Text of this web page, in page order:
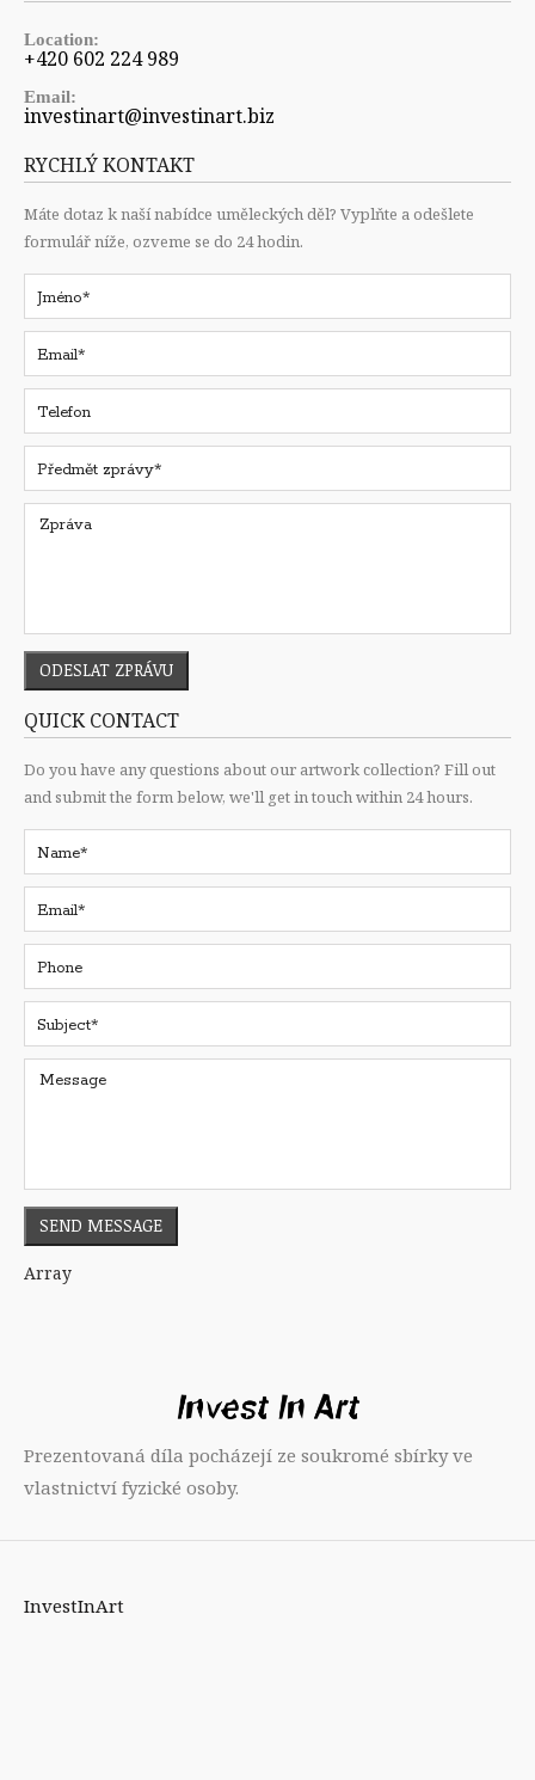
Location:
+420 602 224 989
Email:
investinart@investinart.biz
RYCHLÝ KONTAKT
Máte dotaz k naší nabídce uměleckých děl? Vyplňte a odešlete
formulář níže, ozveme se do 24 hodin.
QUICK CONTACT
Do you have any questions about our artwork collection? Fill out
and submit the form below, we'll get in touch within 24 hours.
Array
Prezentovaná díla pocházejí ze soukromé sbírky ve
vlastnictví fyzické osoby.
InvestInArt